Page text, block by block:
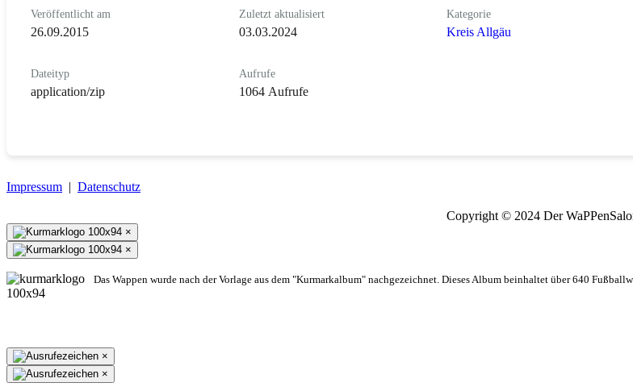
Veröffentlicht am
26.09.2015
Zuletzt aktualisiert
03.03.2024
Kategorie
Kreis Allgäu
Dateityp
application/zip
Aufrufe
1064 Aufrufe
Impressum | Datenschutz
Copyright © 2024 Der
×
×
Das Wappen wurde nach der Vorlage aus dem "Kurmarkalbum" nachgezeichnet. Dieses Album beinhaltet über 640
×
×